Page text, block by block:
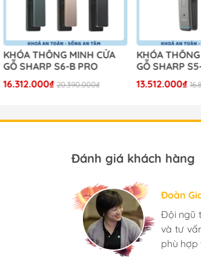
KHÓA THÔNG MINH CỬA
GỖ SHARP S6-B PRO
16.312.000₫ 20.390.000₫
KHÓA
GỖ SHARP
13.512.000₫
Đánh giá khách hàng
có rất
Nhân
càng
Đoàn
Đội ngũ
và tư
phù hợp
Ngọc
Mua
toàn
nhà.